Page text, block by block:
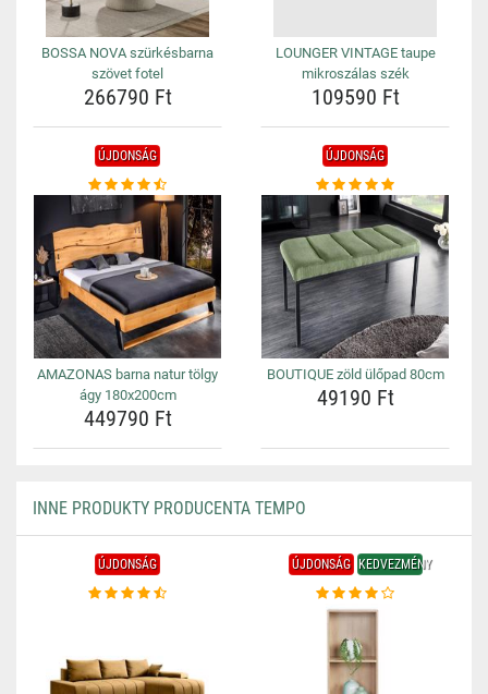
BOSSA NOVA szürkésbarna
szövet fotel
266790 Ft
LOUNGER VINTAGE taupe
mikroszálas szék
109590 Ft
ÚJDONSÁG
AMAZONAS barna natur tölgy
ágy 180x200cm
449790 Ft
ÚJDONSÁG
BOUTIQUE zöld ülőpad 80cm
49190 Ft
INNE PRODUKTY PRODUCENTA TEMPO
ÚJDONSÁG ÚJDONSÁG KEDVEZMÉNY